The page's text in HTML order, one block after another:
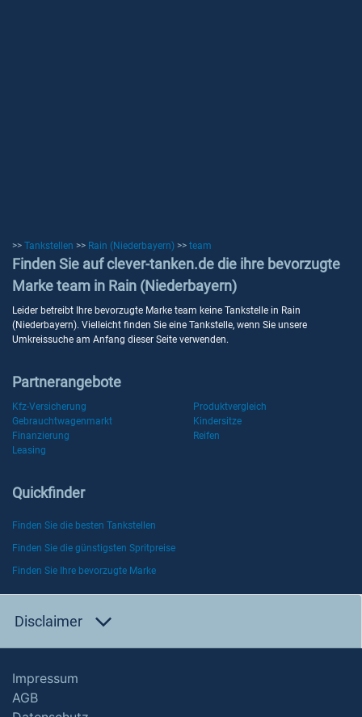
>> Tankstellen >> Rain (Niederbayern) >> team
Finden Sie auf clever-tanken.de die ihre bevorzugte
Marke team in Rain (Niederbayern)
Leider betreibt Ihre bevorzugte Marke team keine Tankstelle in Rain
(Niederbayern). Vielleicht finden Sie eine Tankstelle, wenn Sie unsere
Umkreissuche am Anfang dieser Seite verwenden.
Partnerangebote
Kfz-Versicherung
Produktvergleich
Gebrauchtwagenmarkt
Kindersitze
Finanzierung
Reifen
Leasing
Quickfinder
Finden Sie die besten Tankstellen
Finden Sie die günstigsten Spritpreise
Finden Sie Ihre bevorzugte Marke
Disclaimer
Impressum
AGB